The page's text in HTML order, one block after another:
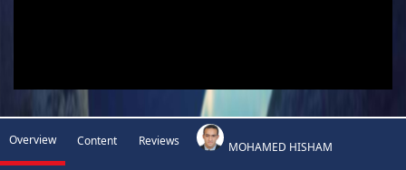
Overview Content Reviews MOHAMED HISHAM